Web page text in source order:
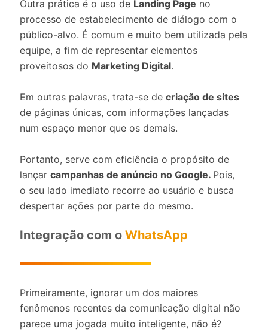
Outra prática é o uso de Landing Page no
processo de estabelecimento de diálogo com o
público-alvo. É comum e muito bem utilizada pela
equipe, a fim de representar elementos
proveitosos do Marketing Digital.
Em outras palavras, trata-se de criação de sites
de páginas únicas, com informações lançadas
num espaço menor que os demais.
Portanto, serve com eficiência o propósito de
lançar campanhas de anúncio no Google. Pois,
o seu lado imediato recorre ao usuário e busca
despertar ações por parte do mesmo.
Integração com o WhatsApp
Primeiramente, ignorar um dos maiores
fenômenos recentes da comunicação digital não
parece uma jogada muito inteligente, não é?